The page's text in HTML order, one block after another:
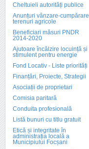
Cheltuieli autorități publice
Anunțuri vânzare-cumpărare
terenuri agricole
Beneficiari măsuri PNDR
2014-2020
Ajutoare încălzire locuință și
stimulent pentru energie
Fond Locativ - Liste priorități
Finanțări, Proiecte, Strategii
Asociații de proprietari
Comisia paritară
Conduita profesională
Listă bunuri cu titlu gratuit
Etică și integritate în
administrația locală a
Municipiului Focșani